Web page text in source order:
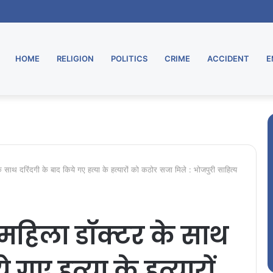
HOME RELIGION POLITICS CRIME ACCIDENT
दरिंदगी के बाद किये गए हत्या के हत्यारों को कठोर सजा मिले : भोजपुरी साहित्य
डॉक्टर के साथ